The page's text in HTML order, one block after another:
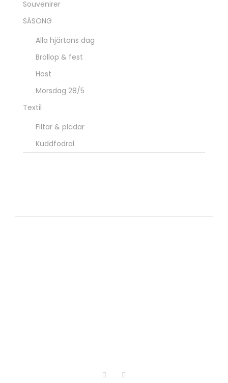
Souvenirer
SÄSONG
Alla hjärtans dag
Bröllop & fest
Höst
Morsdag 28/5
Textil
Filtar & plädar
Kuddfodral